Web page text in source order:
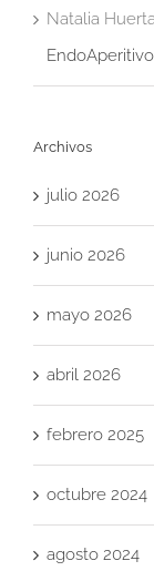
Natalia
Archivos
julio 2026
junio 2026
mayo 2026
abril 2026
febrero 2025
octubre 2024
agosto 2024